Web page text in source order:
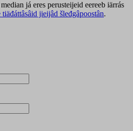
já eres perusteijeid eereeb iärrás
jieijâd šleđgâpoostân.